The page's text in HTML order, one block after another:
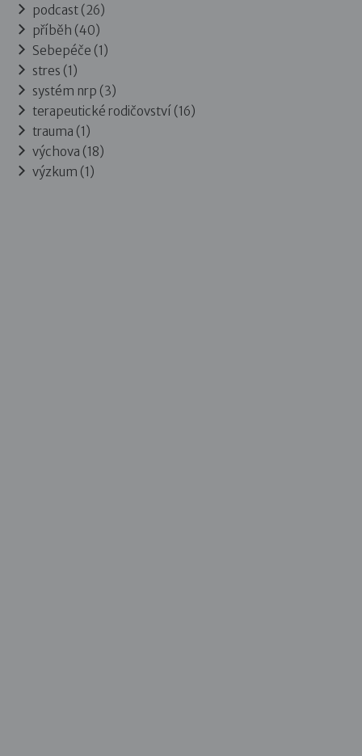
podcast (26)
příběh (40)
Sebepéče (1)
stres (1)
systém nrp (3)
terapeutické rodičovství (16)
trauma (1)
výchova (18)
výzkum (1)